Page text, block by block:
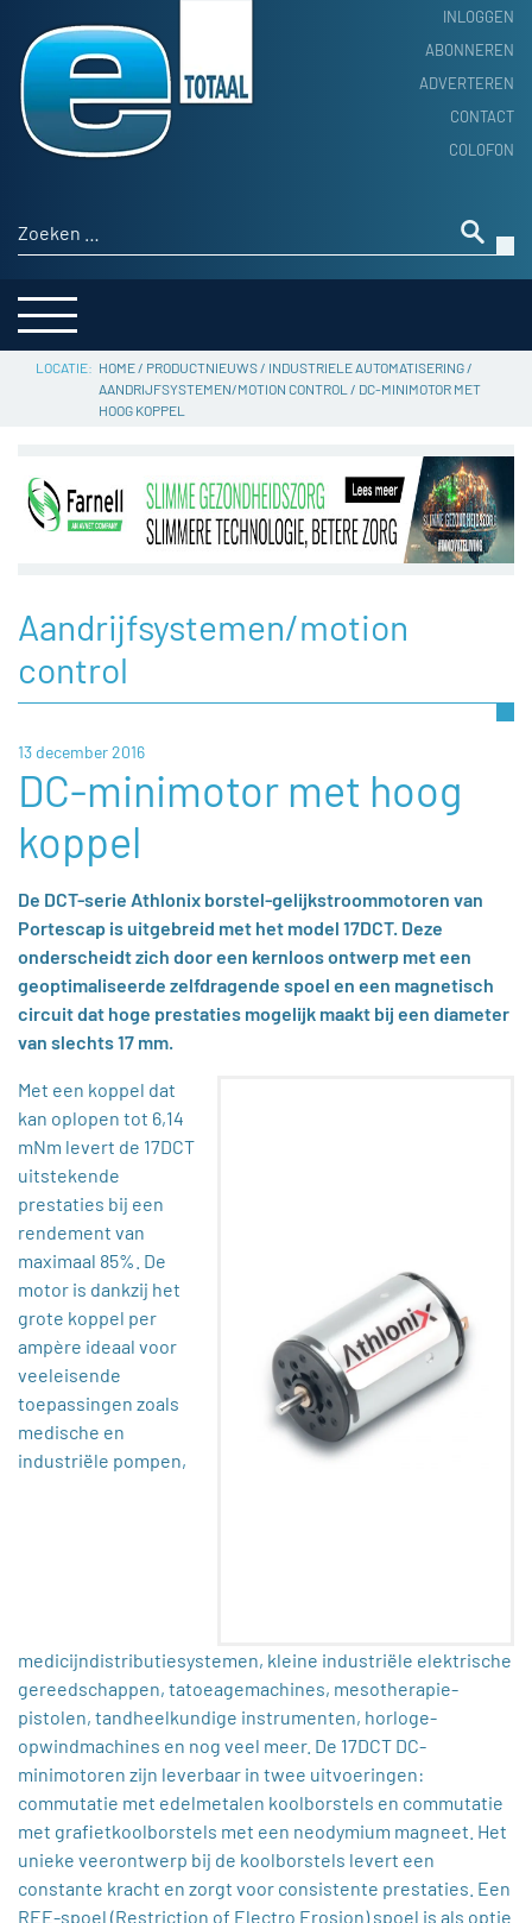
INLOGGEN
ABONNEREN
ADVERTEREN
CONTACT
COLOFON
Zoeken naar:
HOME
PRODUCTNIEUWS
ACHTERGROND
THEMA’S
SERVICE
HOME/ PRODUCTNIEUWS/ INDUSTRIELE AUTOMATISERING/
AANDRIJFSYSTEMEN/MOTION CONTROL / DC-MINIMOTOR MET
HOOG KOPPEL
Aandrijfsystemen/motion
control
13 december 2016
DC-minimotor met hoog
koppel
De DCT-serie Athlonix borstel-gelijkstroommotoren van
Portescap is uitgebreid met het model 17DCT. Deze
onderscheidt zich door een kernloos ontwerp met een
geoptimaliseerde zelfdragende spoel en een magnetisch
circuit dat hoge prestaties mogelijk maakt bij een diameter
van slechts 17 mm.
Met een koppel dat
kan oplopen tot 6,14
mNm levert de 17DCT
uitstekende
prestaties bij een
rendement van
maximaal 85%. De
motor is dankzij het
grote koppel per
ampère ideaal voor
veeleisende
toepassingen zoals
medische en
industriële pompen,
medicijndistributiesystemen, kleine industriële elektrische
gereedschappen, tatoeagemachines, mesotherapie-
pistolen, tandheelkundige instrumenten, horloge-
opwindmachines en nog veel meer. De 17DCT DC-
minimotoren zijn leverbaar in twee uitvoeringen:
commutatie met edelmetalen koolborstels en commutatie
met grafietkoolborstels met een neodymium magneet. Het
unieke veerontwerp bij de koolborstels levert een
constante kracht en zorgt voor consistente prestaties. Een
REE-spoel (Restriction of Electro Erosion) spoel is als optie